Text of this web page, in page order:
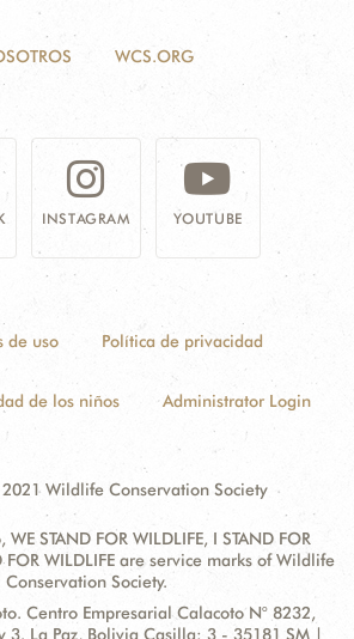
WCS.ORG
INSTAGRAM YOUTUBE
de uso Política de privacidad
de los niños Administrator Login
Wildlife Conservation Society
STAND FOR WILDLIFE, I STAND FOR
FOR WILDLIFE are service marks of Wildlife
Conservation Society.
Centro Empresarial Calacoto N° 8232,
3. La Paz, Bolivia Casilla: 3 - 35181 SM |